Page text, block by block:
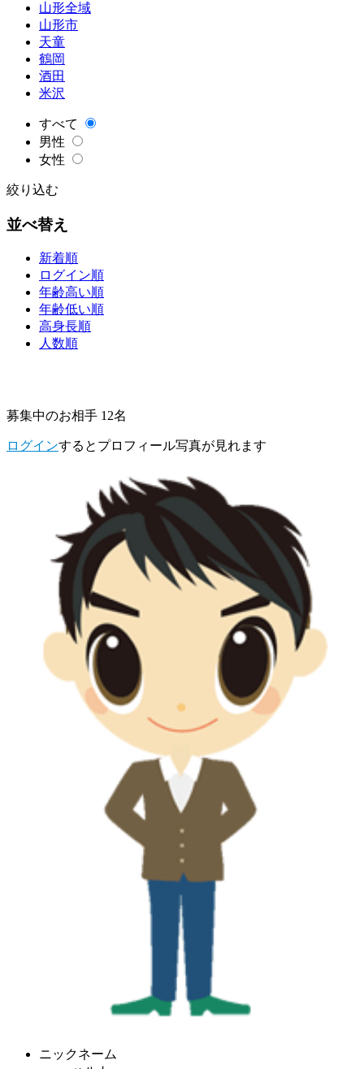
山形全域
山形市
天童
鶴岡
酒田
米沢
すべて
男性
女性
絞り込む
並べ替え
新着順
ログイン順
年齢高い順
年齢低い順
高身長順
人数順
募集中のお相手 12名
ログインするとプロフィール写真が見れます
ニックネーム